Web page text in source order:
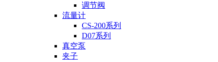
调节阀
流量计
CS-200系列
D07系列
真空泵
夹子